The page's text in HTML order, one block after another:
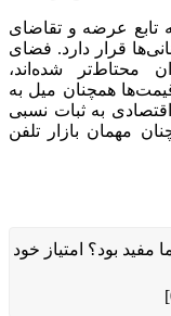
تابع عرضه و تقاضای
قرار دارد. فضای
محتاط‌تر شده‌اند،
همچنان میل به
به ثبات نسبی
مهمان بازار تلفن
بود؟ امتیاز خود
]